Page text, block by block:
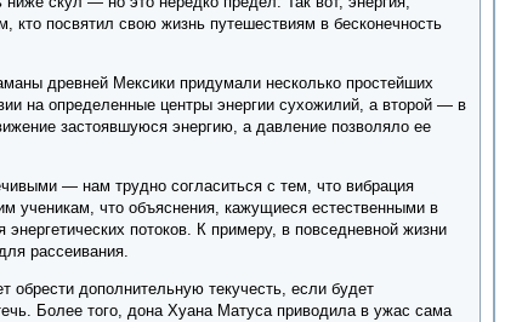
посвятил свою жизнь путешествиям в бесконечность
древней Мексики придумали несколько простейших
на определенные центры энергии сухожилий, а второй — в
застоявшуюся энергию, а давление позволяло ее
— нам трудно согласиться с тем, что вибрация
ученикам, что объяснения, кажущиеся естественными в
потоков. К примеру, в повседневной жизни
рассеивания.
обрести дополнительную текучесть, если будет
Более того, дона Хуана Матуса приводила в ужас сама